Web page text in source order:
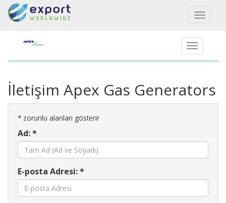
Toggle
İletişim Apex Gas Generators
* zorunlu alanları gösterir
Ad: *
E-posta Adresi: *